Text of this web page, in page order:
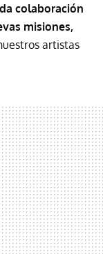
colaboración
misiones,
artistas